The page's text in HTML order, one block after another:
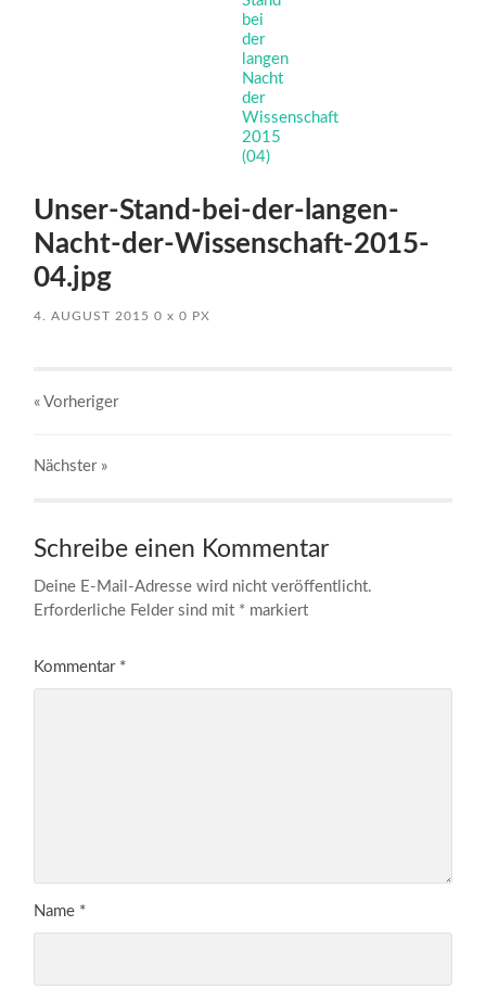
Unser-Stand-bei-der-langen-
Nacht-der-Wissenschaft-2015-
04.jpg
4. AUGUST 2015 0x 0 PX
« Vorheriger
Nächster »
Schreibe einen Kommentar
Deine E-Mail-Adresse wird nicht veröffentlicht.
Erforderliche Felder sind mit * markiert
Kommentar *
Name *